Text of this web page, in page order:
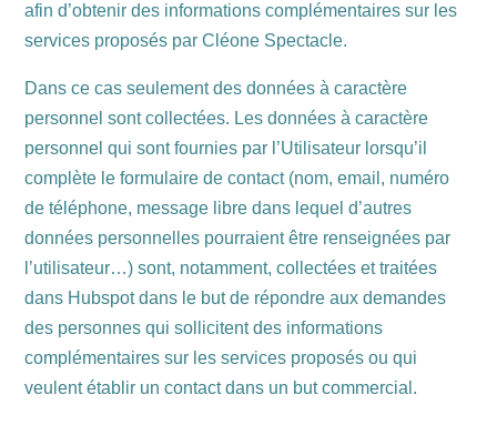
afin d’obtenir des informations complémentaires sur les
services proposés par Cléone Spectacle.
Dans ce cas seulement des données à caractère
personnel sont collectées. Les données à caractère
personnel qui sont fournies par l’Utilisateur lorsqu’il
complète le formulaire de contact (nom, email, numéro
de téléphone, message libre dans lequel d’autres
données personnelles pourraient être renseignées par
l’utilisateur…) sont, notamment, collectées et traitées
dans Hubspot dans le but de répondre aux demandes
des personnes qui sollicitent des informations
complémentaires sur les services proposés ou qui
veulent établir un contact dans un but commercial.